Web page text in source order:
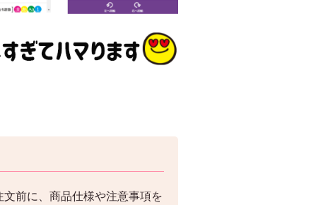
前に、商品仕様や注意事項を